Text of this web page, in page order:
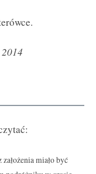
miało być